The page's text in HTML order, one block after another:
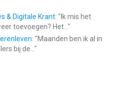
& Digitale Krant: " Ik mis het
toevoegen? Het... "
: "Maanden ben ik al in
bij de... "